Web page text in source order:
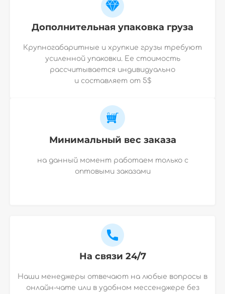
Дополнительная упаковка груза
Крупногабаритные и хрупкие грузы требуют
усиленной упаковки. Ее стоимость
рассчитывается индивидуально
и составляет от 5$
Минимальный вес заказа
на данный момент работаем только с
оптовыми заказами
На связи 24/7
Наши менеджеры отвечают на любые вопросы в
онлайн-чате или в удобном мессенджере без